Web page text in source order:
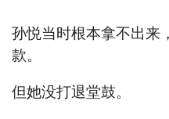
孙悦当时根本拿不出来
款。
但她没打退堂鼓。